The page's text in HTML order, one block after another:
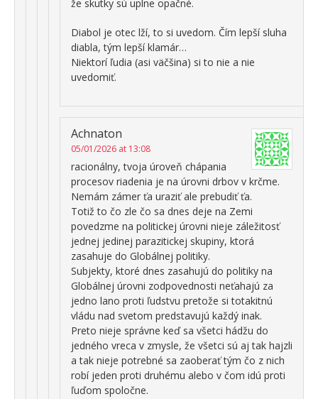
že skutky sú uplne opačné.
Diabol je otec lží, to si uvedom. Čím lepší sluha
diabla, tým lepší klamár…
Niektorí ľudia (asi väčšina) si to nie a nie
uvedomiť.
Achnaton
05/01/2026 at 13:08
racionálny, tvoja úroveň chápania
procesov riadenia je na úrovni drbov v krčme.
Nemám zámer ťa uraziť ale prebudiť ťa.
Totiž to čo zle čo sa dnes deje na Zemi
povedzme na politickej úrovni nieje záležitosť
jednej jedinej parazitickej skupiny, ktorá
zasahuje do Globálnej politiky.
Subjekty, ktoré dnes zasahujú do politiky na
Globálnej úrovni zodpovednosti neťahajú za
jedno lano proti ľudstvu pretože si totakitnú
vládu nad svetom predstavujú každý inak.
Preto nieje správne keď sa všetci hádžu do
jedného vreca v zmysle, že všetci sú aj tak hajzli
a tak nieje potrebné sa zaoberať tým čo z nich
robí jeden proti druhému alebo v čom idú proti
ľuďom spoločne.